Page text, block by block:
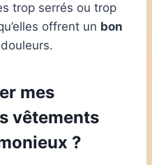
trop serrés ou trop
offrent un bon
mes
vêtements
?